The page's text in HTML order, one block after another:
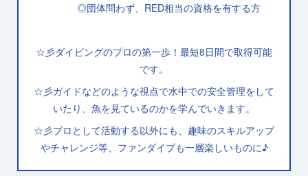
◎団体問わず、RED相当の資格を有する方
☆彡ダイビングのプロの第一歩！最短8日間で取得可能
です。
☆彡ガイドなどのような視点で水中での安全管理をして
いたり、魚を見ているのかを学んでいきます。
☆彡プロとして活動する以外にも、趣味のスキルアップ
やチャレンジ等、ファンダイブも一層楽しいものに♪